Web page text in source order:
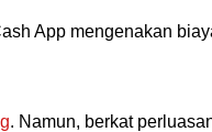
App mengenakan
. Namun, berkat